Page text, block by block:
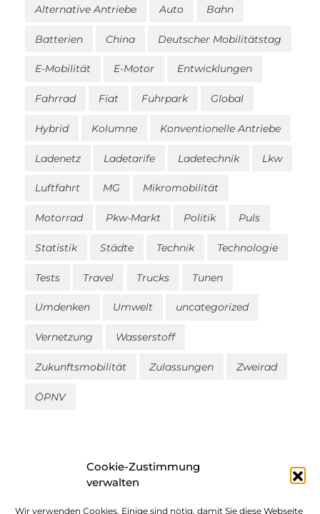
Cookie-Zustimmung
verwalten
Wir verwenden Cookies. Einige sind nötig, damit Sie diese Webseite
Alternative Antriebe Auto Bahn
Batterien China Deutscher Mobilitätstag
E-Mobilität E-Motor Entwicklungen
Fahrrad Fiat Fuhrpark Global
Hybrid Kolumne Konventionelle Antriebe
Ladenetz Ladetarife Ladetechnik Lkw
Luftfahrt MG Mikromobilität
Motorrad Pkw-Markt Politik Puls
Statistik Städte Technik Technologie
Tests Travel Trucks Tunen
Umdenken Umwelt uncategorized
Vernetzung Wasserstoff
Zukunftsmobilität Zulassungen Zweirad
ÖPNV